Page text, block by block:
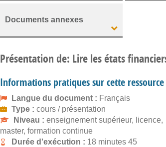
Documents annexes
Présentation de: Lire les états
Informations pratiques sur cette ressource
Langue du document : Français
Type : cours / présentation
Niveau : enseignement supérieur, licence,
master, formation continue
Durée d'exécution : 18 minutes 45